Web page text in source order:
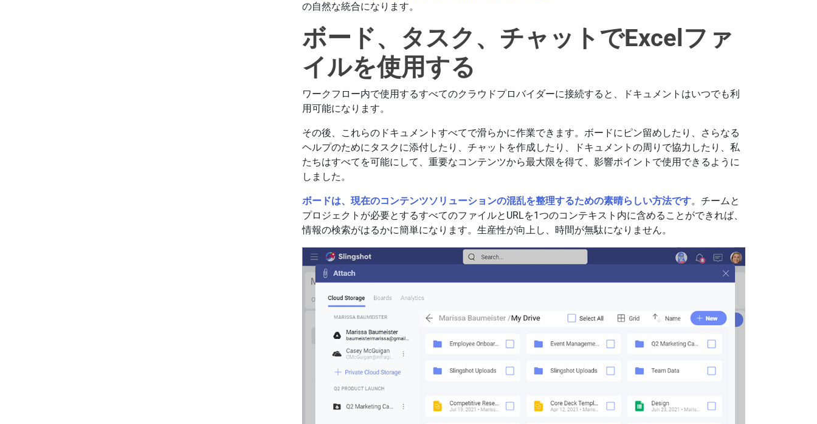
の自然な統合になります。
ボード、タスク、チャットでExcelファ
イルを使用する
ワークフロー内で使用するすべてのクラウドプロバイダーに接続すると、ドキュメントはいつでも利
用可能になります。
その後、これらのドキュメントすべてで滑らかに作業できます。ボードにピン留めしたり、さらなる
ヘルプのためにタスクに添付したり、チャットを作成したり、ドキュメントの周りで協力したり、私
たちはすべてを可能にして、重要なコンテンツから最大限を得て、影響ポイントで使用できるように
しました。
ボードは、現在のコンテンツソリューションの混乱を整理するための素晴らしい方法です。チームと
プロジェクトが必要とするすべてのファイルとURLを1つのコンテキスト内に含めることができれば、
情報の検索がはるかに簡単になります。生産性が向上し、時間が無駄になりません。